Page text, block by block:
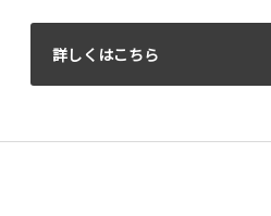
詳しくはこちら